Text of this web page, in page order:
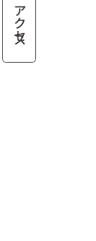
アクセス